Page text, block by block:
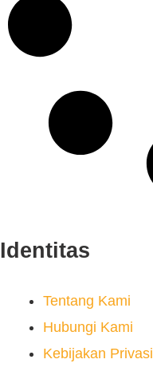
Identitas
Tentang Kami
Hubungi Kami
Kebijakan Privasi